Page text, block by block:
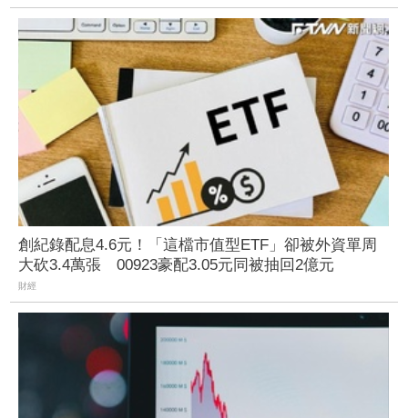
創紀錄配息4.6元！「這檔市值型ETF」卻被外資單周
大砍3.4萬張 00923豪配3.05元同被抽回2億元
財經